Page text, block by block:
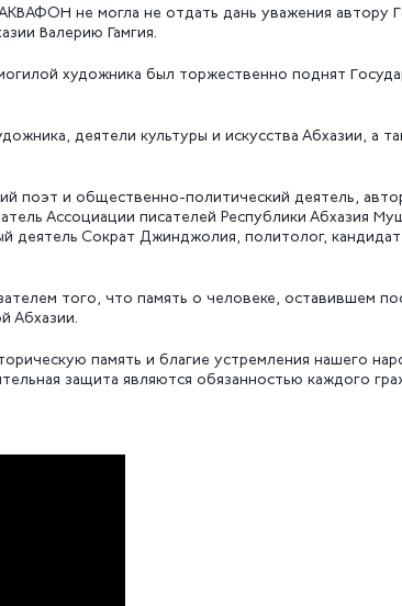
не могла не отдать дань уважения автору
Валерию Гамгия.
художника был торжественно поднят
деятели культуры и искусства Абхазии, а
поэт и общественно-политический деятель,
Ассоциации писателей Республики Абхазия
деятель Сократ Джинджолия, политолог,
того, что память о человеке, оставившем
Абхазии.
память и благие устремления нашего
защита являются обязанностью каждого